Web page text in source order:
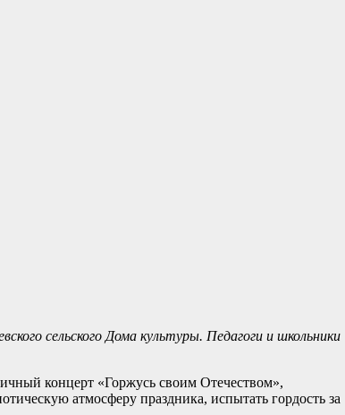
сельского Дома культуры. Педагоги и школьники
концерт «Горжусь своим Отечеством»,
атмосферу праздника, испытать гордость за